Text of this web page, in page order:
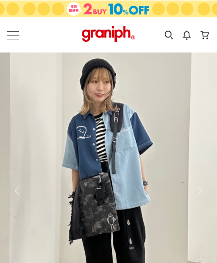
カテゴリーから探す
KIDS
カテゴリ
サイズ